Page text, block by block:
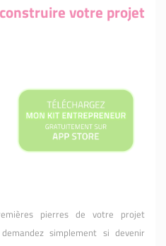
votre projet
pierres de votre projet
simplement si devenir